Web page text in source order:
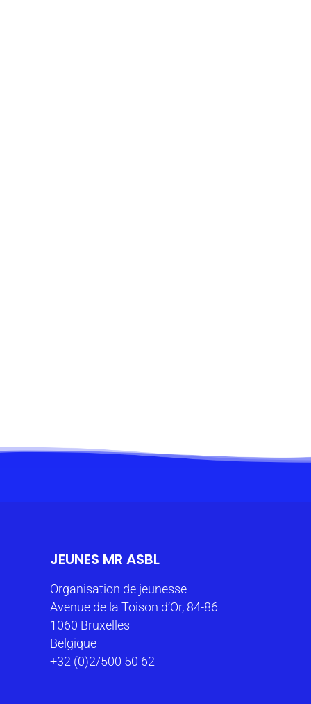
JEUNES MR ASBL
Organisation de jeunesse
Avenue de la Toison d’Or, 84-86
1060 Bruxelles
Belgique
+32 (0)2/500 50 62